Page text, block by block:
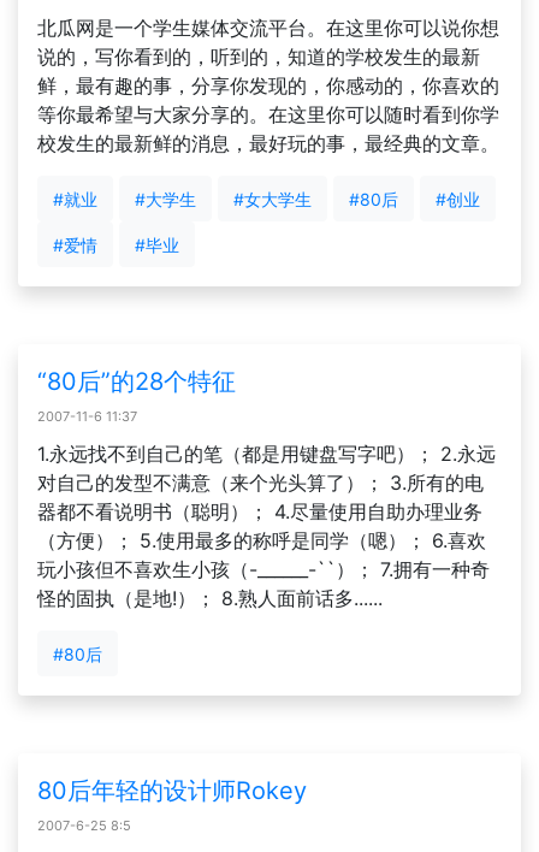
北瓜网是一个学生媒体交流平台。在这里你可以说你想
说的，写你看到的，听到的，知道的学校发生的最新
鲜，最有趣的事，分享你发现的，你感动的，你喜欢的
等你最希望与大家分享的。在这里你可以随时看到你学
校发生的最新鲜的消息，最好玩的事，最经典的文章。
#就业 #大学生 #女大学生 #80后 #创业
#爱情 #毕业
“80后”的28个特征
2007-11-6 11:37
1.永远找不到自己的笔（都是用键盘写字吧）； 2.永远
对自己的发型不满意（来个光头算了）； 3.所有的电
器都不看说明书（聪明）； 4.尽量使用自助办理业务
（方便）； 5.使用最多的称呼是同学（嗯）； 6.喜欢
玩小孩但不喜欢生小孩（-______-``）； 7.拥有一种奇
怪的固执（是地!）； 8.熟人面前话多......
#80后
80后年轻的设计师Rokey
2007-6-25 8:5